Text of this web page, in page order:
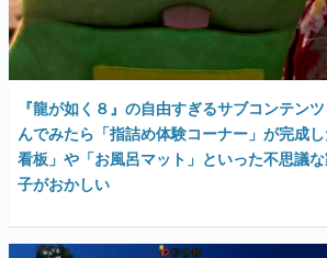
『龍が如く８』の自由すぎるサブコンテン
んでみたら「指詰め体験コーナー」が完成
看板」や「お風呂マット」といった不思議
子がおかしい